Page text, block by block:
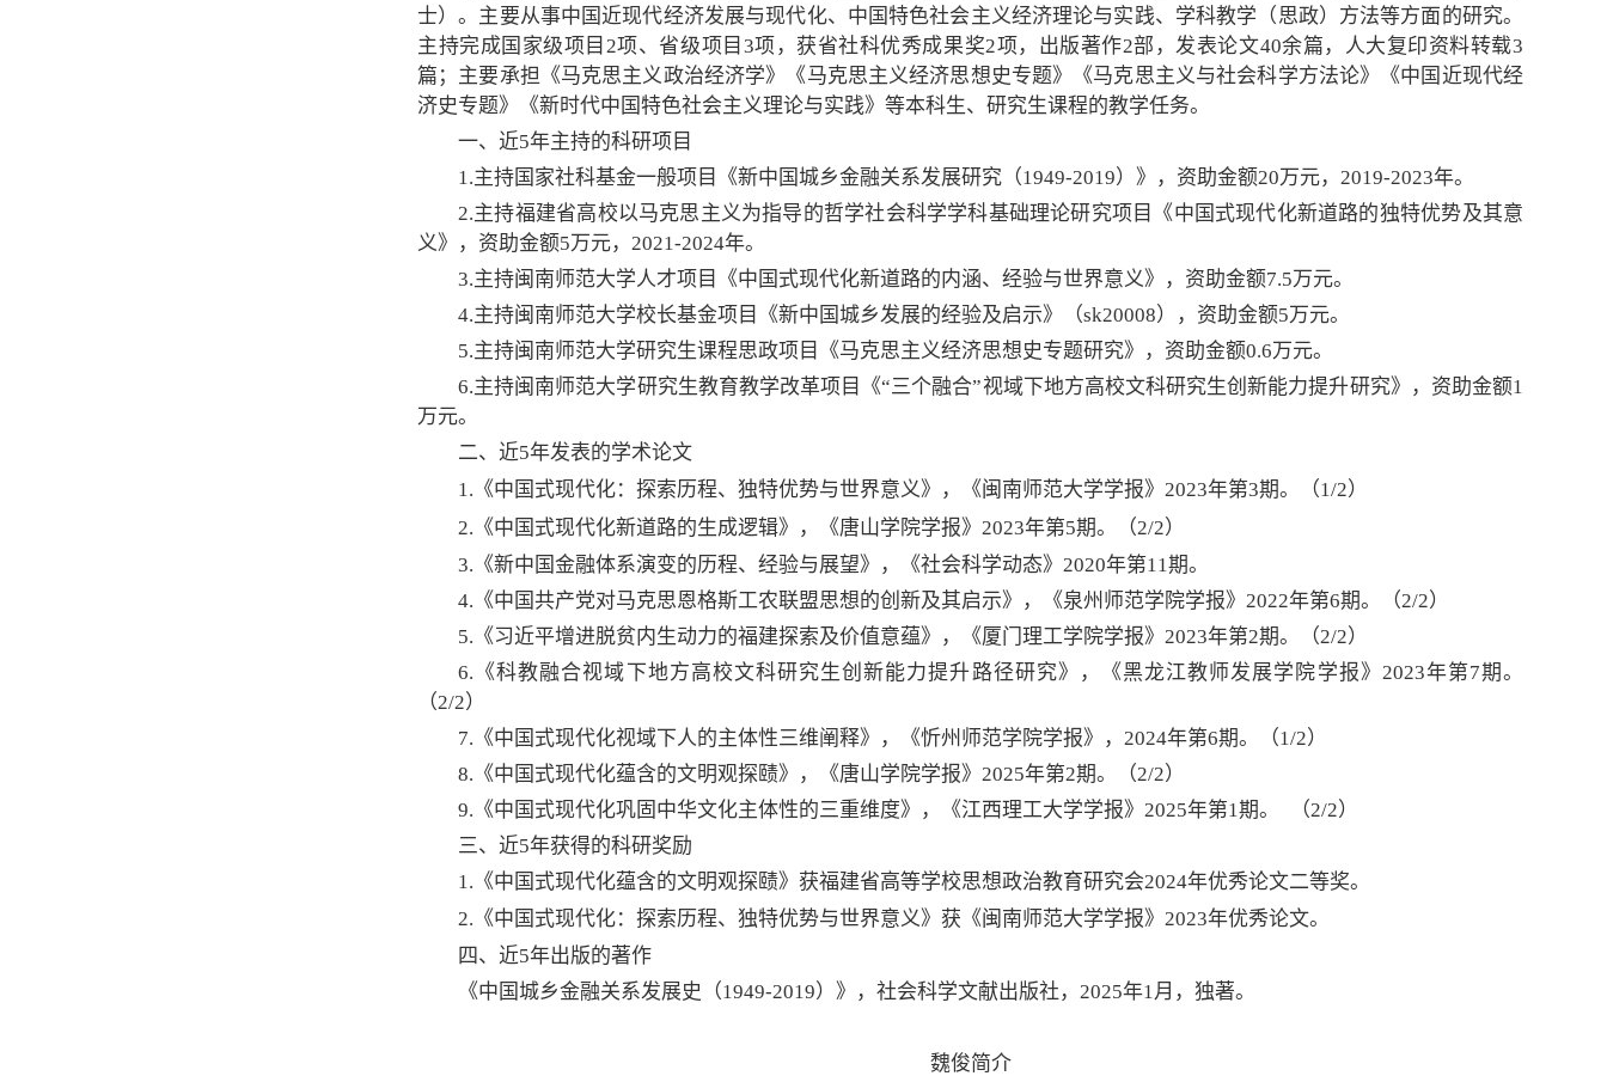
士）。主要从事中国近现代经济发展与现代化、中国特色社会主义经济理论与实践、学科教学（思政）方法等方面的研究。
主持完成国家级项目2项、省级项目3项，获省社科优秀成果奖2项，出版著作2部，发表论文40余篇，人大复印资料转载3
篇；主要承担《马克思主义政治经济学》《马克思主义经济思想史专题》《马克思主义与社会科学方法论》《中国近现代经
济史专题》《新时代中国特色社会主义理论与实践》等本科生、研究生课程的教学任务。
一、近5年主持的科研项目
1.主持国家社科基金一般项目《新中国城乡金融关系发展研究（1949-2019）》，资助金额20万元，2019-2023年。
2.主持福建省高校以马克思主义为指导的哲学社会科学学科基础理论研究项目《中国式现代化新道路的独特优势及其意
义》，资助金额5万元，2021-2024年。
3.主持闽南师范大学人才项目《中国式现代化新道路的内涵、经验与世界意义》，资助金额7.5万元。
4.主持闽南师范大学校长基金项目《新中国城乡发展的经验及启示》（sk20008），资助金额5万元。
5.主持闽南师范大学研究生课程思政项目《马克思主义经济思想史专题研究》，资助金额0.6万元。
6.主持闽南师范大学研究生教育教学改革项目《“三个融合”视域下地方高校文科研究生创新能力提升研究》，资助金额1
万元。
二、近5年发表的学术论文
1.《中国式现代化：探索历程、独特优势与世界意义》，《闽南师范大学学报》2023年第3期。（1/2）
2.《中国式现代化新道路的生成逻辑》，《唐山学院学报》2023年第5期。（2/2）
3.《新中国金融体系演变的历程、经验与展望》，《社会科学动态》2020年第11期。
4. 《中国共产党对马克思恩格斯工农联盟思想的创新及其启示》
，《泉州师范学院学报》2022年第6期。（2/2）
5.《习近平增进脱贫内生动力的福建探索及价值意蕴》，《厦门理工学院学报》2023年第2期。（2/2）
6.《科教融合视域下地方高校文科研究生创新能力提升路径研究》，《黑龙江教师发展学院学报》2023年第7期。
（2/2）
7.《中国式现代化视域下人的主体性三维阐释》，《忻州师范学院学报》，2024年第6期。（1/2）
8.《中国式现代化蕴含的文明观探赜》，《唐山学院学报》2025年第2期。（2/2）
9.《中国式现代化巩固中华文化主体性的三重维度》，
《江西理工大学学报》 2025年第1期。
（2/2）
三、 近5年获得的科研奖励
1.《中国式现代化蕴含的文明观探赜》获福建省高等学校思想政治教育研究会2024年优秀论文二等奖。
2.《中国式现代化：探索历程、独特优势与世界意义》获《闽南师范大学学报》2023年优秀论文。
四、 近5年出版的著作
《中国城乡金融关系发展史（1949-2019）》，社会科学文献出版社，2025年1月，独著。
魏俊简介